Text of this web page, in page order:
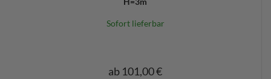
Sofort lieferbar
ab 101,00 €